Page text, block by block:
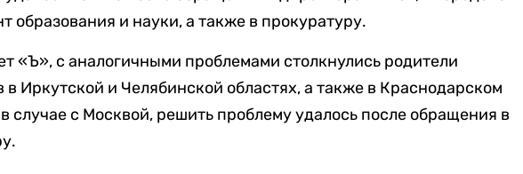
образования и науки, а также в прокуратуру.
«Ъ», с аналогичными проблемами столкнулись родители
в Иркутской и Челябинской областях, а также в Краснодарском
случае с Москвой, решить проблему удалось после обращения в